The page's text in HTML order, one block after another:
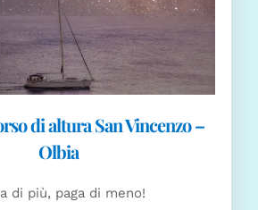
di altura San Vincenzo –
Olbia
di più, paga di meno!